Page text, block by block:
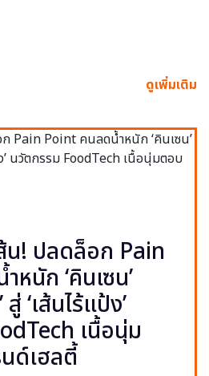
ดูเพิ่มเติม
น! ปลดล็อก Pain
นัก ‘คินเซน’
‘เส้นไร้แป้ง’
เนื้อนุ่ม
ด์เฮลตี้